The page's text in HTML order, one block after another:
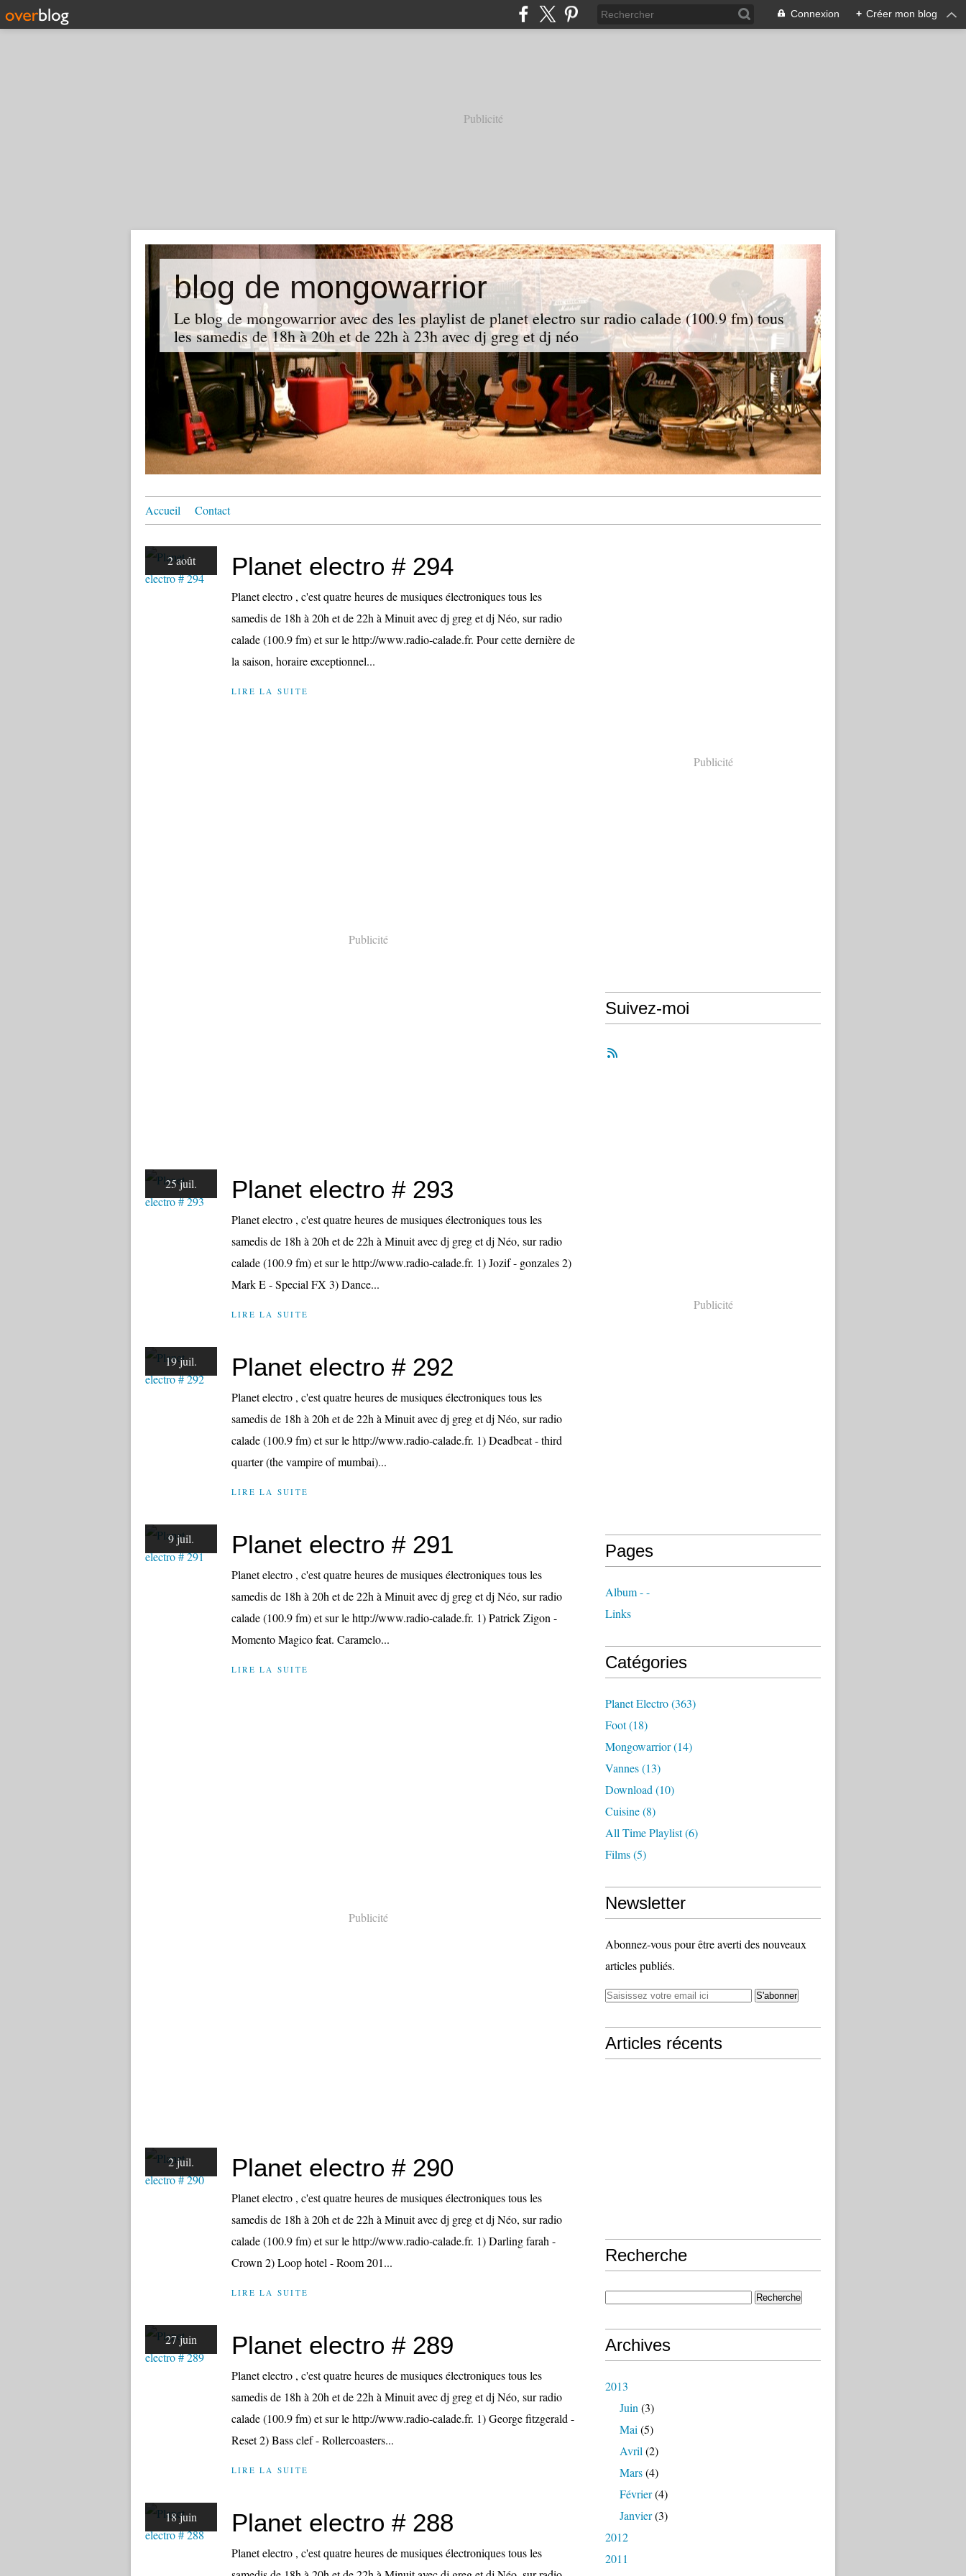
Connexion + Créer mon blog
Publicité
blog de mongowarrior
Le blog de mongowarrior avec des les playlist de planet electro sur radio calade (100.9 fm) tous
les samedis de 18h à 20h et de 22h à 23h avec dj greg et dj néo
Accueil Contact
2 août Planet electro # 294
Planet electro , c'est quatre heures de musiques électroniques tous les
samedis de 18h à 20h et de 22h à Minuit avec dj greg et dj Néo, sur radio
calade (100.9 fm) et sur le http://www.radio-calade.fr. Pour cette dernière de
la saison, horaire exceptionnel...
LIRE LA SUITE
Publicité
25 juil. Planet electro # 293
Planet electro , c'est quatre heures de musiques électroniques tous les
samedis de 18h à 20h et de 22h à Minuit avec dj greg et dj Néo, sur radio
calade (100.9 fm) et sur le http://www.radio-calade.fr. 1) Jozif - gonzales 2)
Mark E - Special FX 3) Dance...
LIRE LA SUITE
19 juil. Planet electro # 292
Planet electro , c'est quatre heures de musiques électroniques tous les
samedis de 18h à 20h et de 22h à Minuit avec dj greg et dj Néo, sur radio
calade (100.9 fm) et sur le http://www.radio-calade.fr. 1) Deadbeat - third
quarter (the vampire of mumbai)...
LIRE LA SUITE
9 juil. Planet electro # 291
Planet electro , c'est quatre heures de musiques électroniques tous les
samedis de 18h à 20h et de 22h à Minuit avec dj greg et dj Néo, sur radio
calade (100.9 fm) et sur le http://www.radio-calade.fr. 1) Patrick Zigon -
Momento Magico feat. Caramelo...
LIRE LA SUITE
Publicité
2 juil. Planet electro # 290
Planet electro , c'est quatre heures de musiques électroniques tous les
samedis de 18h à 20h et de 22h à Minuit avec dj greg et dj Néo, sur radio
calade (100.9 fm) et sur le http://www.radio-calade.fr. 1) Darling farah -
Crown 2) Loop hotel - Room 201...
LIRE LA SUITE
27 juin Planet electro # 289
Planet electro , c'est quatre heures de musiques électroniques tous les
samedis de 18h à 20h et de 22h à Minuit avec dj greg et dj Néo, sur radio
calade (100.9 fm) et sur le http://www.radio-calade.fr. 1) George fitzgerald -
Reset 2) Bass clef - Rollercoasters...
LIRE LA SUITE
18 juin Planet electro # 288
Planet electro , c'est quatre heures de musiques électroniques tous les
Publicité
Suivez-moi
Publicité
Pages
Album - -
Links
Catégories
Planet Electro(363)
Foot(18)
Mongowarrior(14)
Vannes(13)
Download (10)
Cuisine(8)
All Time Playlist(6)
Films(5)
Newsletter
Abonnez-vous pour être averti des nouveaux
articles publiés.
Articles récents
Recherche
Archives
2013
Juin (3)
Mai (5)
Avril (2)
Mars(4)
Février(4)
Janvier(3)
2012
2011